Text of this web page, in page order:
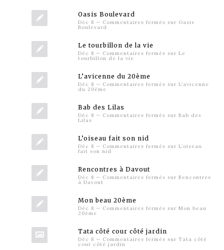
Oasis Boulevard
Déc 8 — Commentaires fermés sur Oasis
Boulevard
Le tourbillon de la vie
Déc 8 — Commentaires fermés sur Le
tourbillon de la vie
L’avicenne du 20ème
Déc 8 — Commentaires fermés sur L’avicenne
du 20ème
Bab des Lilas
Déc 8 — Commentaires fermés sur Bab des
Lilas
L’oiseau fait son nid
Déc 8 — Commentaires fermés sur L’oiseau
fait son nid
Rencontres à Davout
Déc 8 — Commentaires fermés sur Rencontres
à Davout
Mon beau 20ème
Déc 8 — Commentaires fermés sur Mon beau
20ème
Tata côté cour côté jardin
Déc 8 — Commentaires fermés sur Tata côté
cour côté jardin